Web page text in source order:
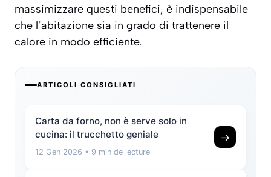
massimizzare questi benefici, è indispensabile
che l’abitazione sia in grado di trattenere il
calore in modo efficiente.
ARTICOLI CONSIGLIATI
Carta da forno, non è serve solo in
cucina: il trucchetto geniale
12 Gen 2026 • 9 min de lecture
→